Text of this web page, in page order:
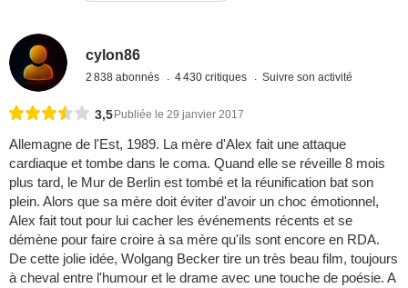
cylon86
2 838 abonnés 4 430 critiques Suivre son activité
3,5 Publiée le 29 janvier 2017
Allemagne de l'Est, 1989. La mère d'Alex fait une attaque
cardiaque et tombe dans le coma. Quand elle se réveille 8 mois
plus tard, le Mur de Berlin est tombé et la réunification bat son
plein. Alors que sa mère doit éviter d'avoir un choc émotionnel,
Alex fait tout pour lui cacher les événements récents et se
démène pour faire croire à sa mère qu'ils sont encore en RDA.
De cette jolie idée, Wolgang Becker tire un très beau film, toujours
à cheval entre l'humour et le drame avec une touche de poésie. A